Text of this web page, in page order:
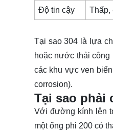
Độ tin cậy Thấp,
Tại sao 304 là lựa
hoặc nước thải công
các khu vực ven
corrosion).
Tại sao phải
Với đường kính lên
một ống phi 200 có